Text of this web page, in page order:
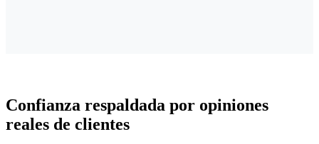
Confianza respaldada por opiniones
reales de clientes